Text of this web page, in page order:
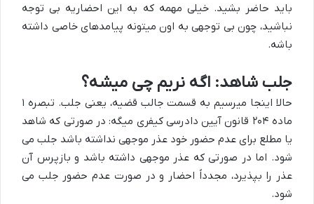
باید حاضر بشید. خیلی مهمه که به این احضاریه بی توجه
نباشید، چون بی توجهی به اون میتونه پیامدهای خاصی داشته
باشه.
جلب شاهد: اگه نریم چی میشه؟
حالا اینجا میرسیم به قسمت جالب قضیه، یعنی جلب. تبصره ۱
ماده ۲۰۴ قانون آیین دادرسی کیفری میگه: در صورتی که شاهد
یا مطلع برای عدم حضور خود عذر موجهی نداشته باشد جلب می
شود. اما در صورتی که عذر موجهی داشته باشد و بازپرس آن
عذر را بپذیرد، مجدداً احضار و در صورت عدم حضور جلب می
شود.